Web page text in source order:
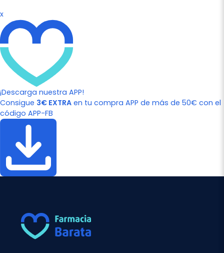
x
¡Descarga nuestra APP!
Consigue 3€ EXTRA en tu compra APP de más de 50€ con el
código APP-FB